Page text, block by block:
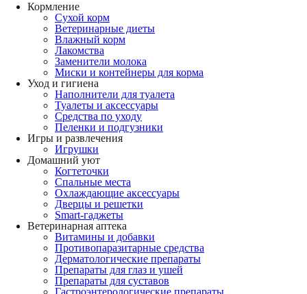
Кормление
Сухой корм
Ветеринарные диеты
Влажный корм
Лакомства
Заменители молока
Миски и контейнеры для корма
Уход и гигиена
Наполнители для туалета
Туалеты и аксессуары
Средства по уходу
Пеленки и подгузники
Игры и развлечения
Игрушки
Домашний уют
Когтеточки
Спальные места
Охлаждающие аксессуары
Дверцы и решетки
Smart-гаджеты
Ветеринарная аптека
Витамины и добавки
Противопаразитарные средства
Дерматологические препараты
Препараты для глаз и ушей
Препараты для суставов
Гастроэнтерологические препараты